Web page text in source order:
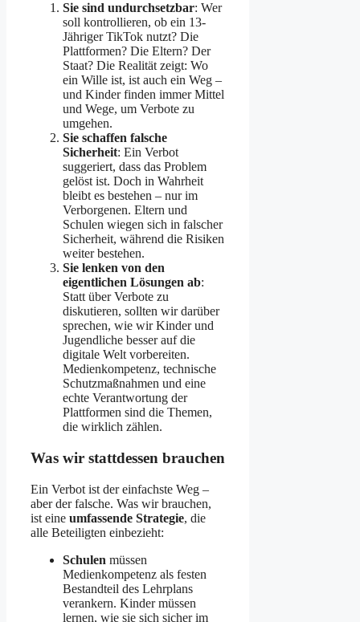
Sie sind undurchsetzbar: Wer
soll kontrollieren, ob ein 13-
Jähriger TikTok nutzt? Die
Plattformen? Die Eltern? Der
Staat? Die Realität zeigt: Wo
ein Wille ist, ist auch ein Weg –
und Kinder finden immer Mittel
und Wege, um Verbote zu
umgehen.
Sie schaffen falsche
Sicherheit: Ein Verbot
suggeriert, dass das Problem
gelöst ist. Doch in Wahrheit
bleibt es bestehen – nur im
Verborgenen. Eltern und
Schulen wiegen sich in falscher
Sicherheit, während die Risiken
weiter bestehen.
Sie lenken von den
eigentlichen Lösungen ab:
Statt über Verbote zu
diskutieren, sollten wir darüber
sprechen, wie wir Kinder und
Jugendliche besser auf die
digitale Welt vorbereiten.
Medienkompetenz, technische
Schutzmaßnahmen und eine
echte Verantwortung der
Plattformen sind die Themen,
die wirklich zählen.
Was wir stattdessen brauchen
Ein Verbot ist der einfachste Weg –
aber der falsche. Was wir brauchen,
ist eine umfassende Strategie, die
alle Beteiligten einbezieht:
Schulen müssen
Medienkompetenz als festen
Bestandteil des Lehrplans
verankern. Kinder müssen
lernen, wie sie sich sicher im